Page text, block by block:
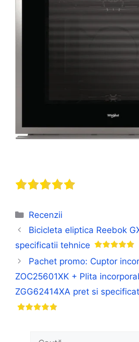
Categorii
Recenzii
Bicicleta eliptica Reebok
specificatii tehnice
Pachet promo: Cuptor
ZOC25601XK + Plita
ZGG62414XA pret si